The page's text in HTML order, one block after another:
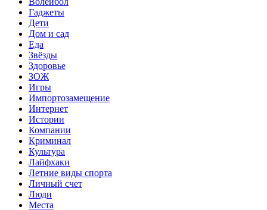
Гаджеты
Дети
Дом и сад
Еда
Звёзды
Здоровье
ЗОЖ
Игры
Импортозамещение
Интернет
Истории
Компании
Криминал
Культура
Лайфхаки
Летние виды спорта
Личный счет
Люди
Места